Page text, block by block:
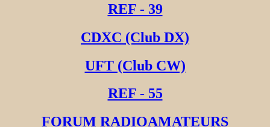
REF - 39
CDXC (Club DX)
UFT (Club CW)
REF - 55
FORUM RADIOAMATEURS